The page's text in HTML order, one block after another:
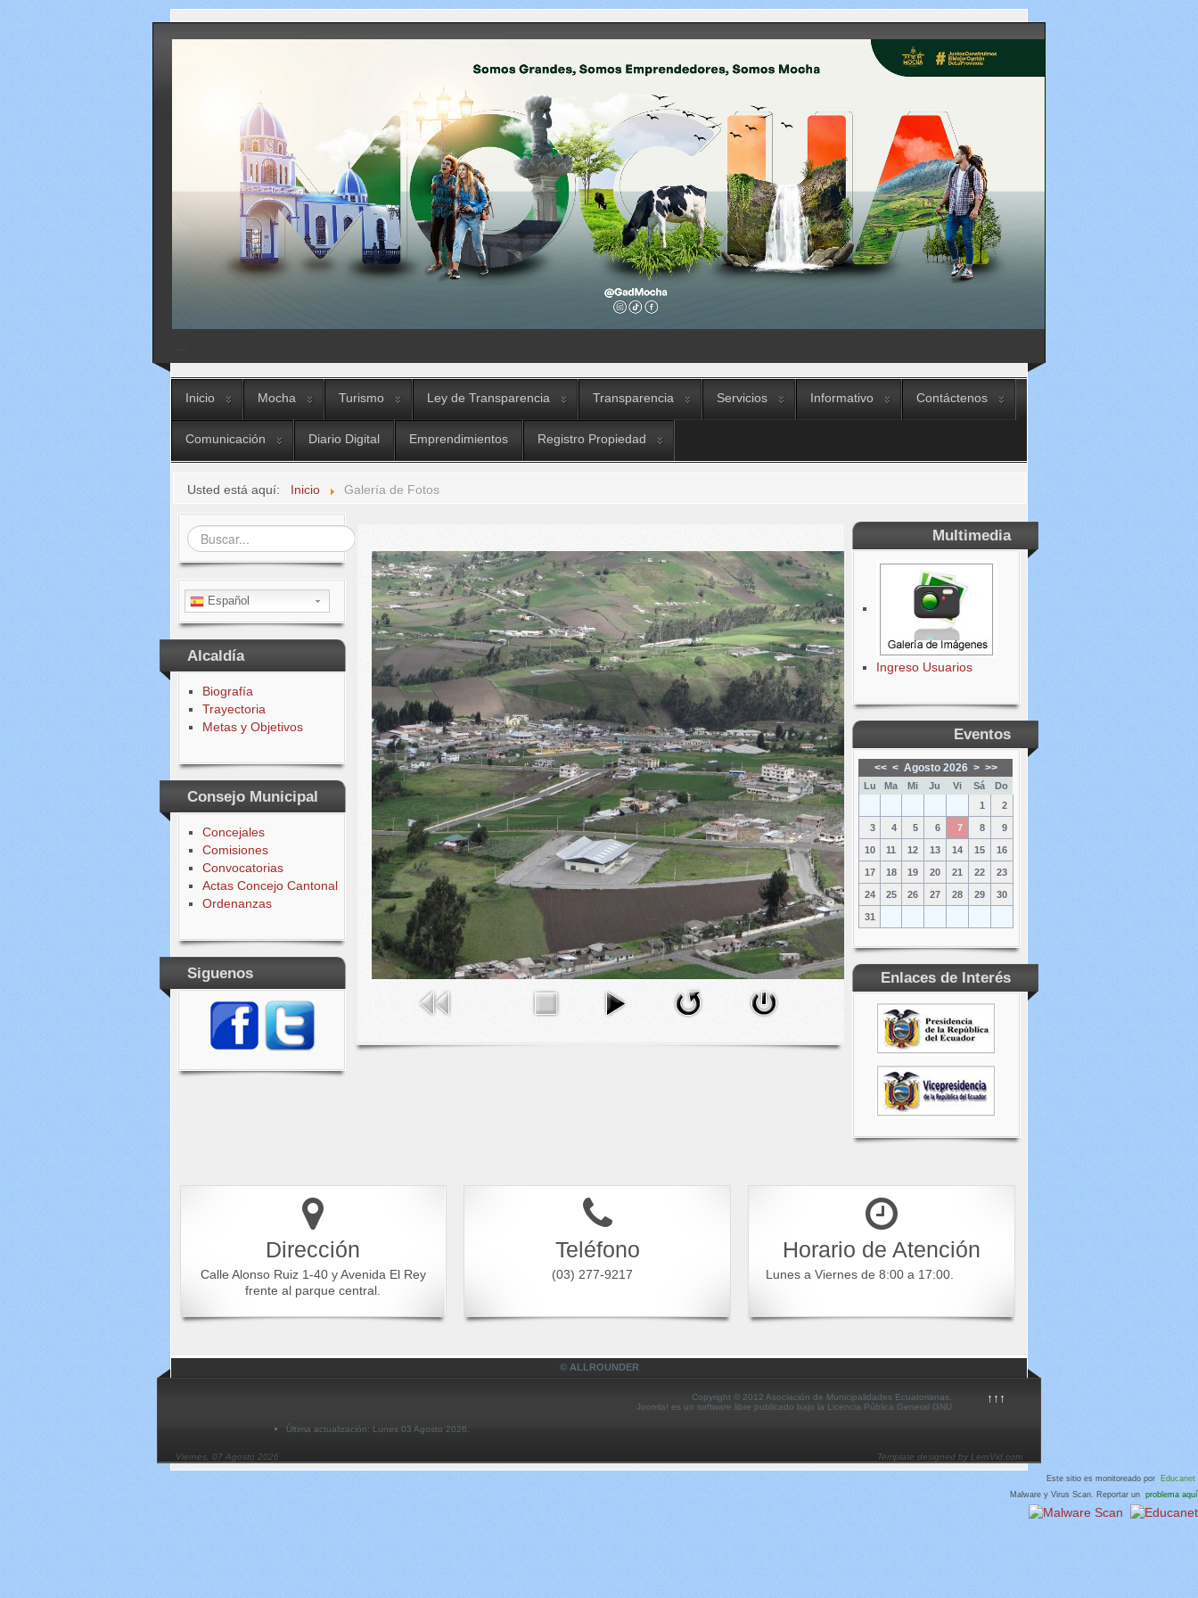
Inicio Mocha Turismo Ley de Transparencia Transparencia Servicios Informativo Contáctenos
Comunicación Diario Digital Emprendimientos Registro Propiedad
Usted está aquí: Inicio Galería de Fotos
Buscar...
Español
Alcaldía
Biografía
Trayectoria
Metas y Objetivos
Consejo Municipal
Concejales
Comisiones
Convocatorias
Actas Concejo Cantonal
Ordenanzas
Siguenos
Multimedia
Ingreso Usuarios
Eventos
<< < Agosto 2026 > >>
Lu Ma Mi Ju Vi Sá
Do
1
2
3 4 5 6 7 8 9
10 11 12 13 14 15 16
17 18 19 20 21 22 23
24 25 26 27 28 29 30
31
Enlaces de Interés
Dirección
Calle Alonso Ruiz 1-40 y Avenida El Rey
frente al parque central.
Teléfono
(03) 277-9217
Horario de Atención
Lunes a Viernes de 8:00 a 17:00.
© ALLROUNDER
↑↑↑
Copyright © 2012 Asociación de Municipalidades Ecuatorianas.
Joomla! es un software libre publicado bajo la Licencia Pública General GNU
Última actualización: Lunes 03 Agosto 2026.
Viernes, 07 Agosto 2026 Template designed by LernVid.com
Este sitio es monitoreado por Educanet
Malware y Virus Scan. Reportar un problema aquí